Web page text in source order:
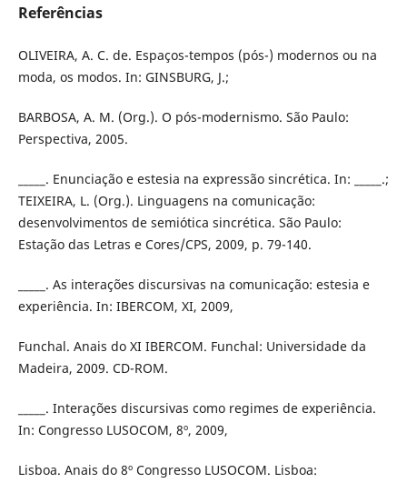
Referências
OLIVEIRA, A. C. de. Espaços-tempos (pós-) modernos ou na
moda, os modos. In: GINSBURG, J.;
BARBOSA, A. M. (Org.). O pós-modernismo. São Paulo:
Perspectiva, 2005.
_____. Enunciação e estesia na expressão sincrética. In: _____.;
TEIXEIRA, L. (Org.). Linguagens na comunicação:
desenvolvimentos de semiótica sincrética. São Paulo:
Estação das Letras e Cores/CPS, 2009, p. 79-140.
_____. As interações discursivas na comunicação: estesia e
experiência. In: IBERCOM, XI, 2009,
Funchal. Anais do XI IBERCOM. Funchal: Universidade da
Madeira, 2009. CD-ROM.
_____. Interações discursivas como regimes de experiência.
In: Congresso LUSOCOM, 8º, 2009,
Lisboa. Anais do 8º Congresso LUSOCOM. Lisboa: